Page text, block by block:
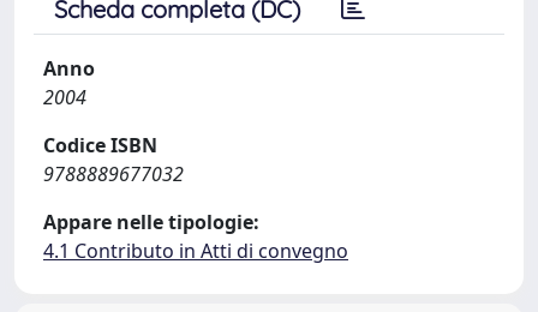
Scheda completa (DC)
Anno
2004
Codice ISBN
9788889677032
Appare nelle tipologie:
4.1 Contributo in Atti di convegno